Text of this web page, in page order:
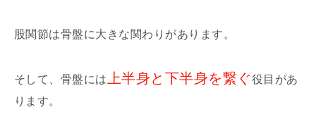
股関節は骨盤に大きな関わりがあります。
そして、骨盤には 上半身と下半身を繋ぐ役目があ
ります。